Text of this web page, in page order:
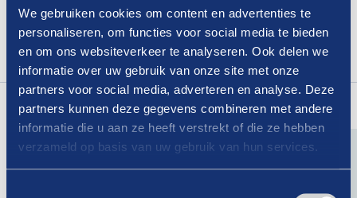
We gebruiken cookies om content en advertenties te
personaliseren, om functies voor social media te bieden
en om ons websiteverkeer te analyseren. Ook delen we
informatie over uw gebruik van onze site met onze
partners voor social media, adverteren en analyse. Deze
partners kunnen deze gegevens combineren met andere
informatie die u aan ze heeft verstrekt of die ze hebben
verzameld op basis van uw gebruik van hun services.
Dit is een afgeschermd artikel, enkel toegankelijk
voor leden.
Loginom dit artikel te lezen.
Lees ook eens